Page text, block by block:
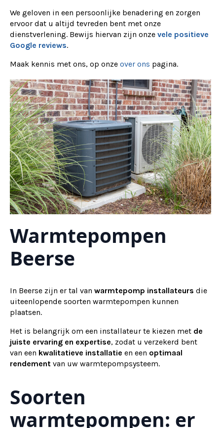
We geloven in een persoonlijke benadering en zorgen
ervoor dat u altijd tevreden bent met onze
dienstverlening. Bewijs hiervan zijn onze vele positieve
Google reviews.
Maak kennis met ons, op onze over ons pagina.
Warmtepompen
Beerse
In Beerse zijn er tal van warmtepomp installateurs die
uiteenlopende soorten warmtepompen kunnen
plaatsen.
Het is belangrijk om een installateur te kiezen met de
juiste ervaring en expertise, zodat u verzekerd bent
van een kwalitatieve installatie en een optimaal
rendement van uw warmtepompsysteem.
Soorten
warmtepompen: er